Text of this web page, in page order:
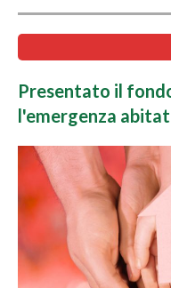
Presentato il
l'emergenza